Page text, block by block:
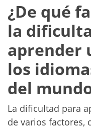
¿De qué
la
aprender
los
del
La dificultad para
de varios factores,